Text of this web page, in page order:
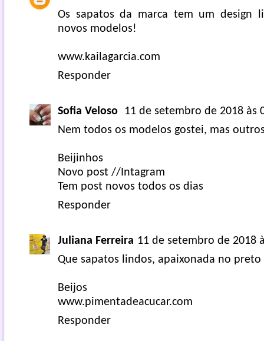
Os sapatos da marca tem um design
novos modelos!
www.kailagarcia.com
Responder
Sofia Veloso
11 de setembro de 2018 às
Nem todos os modelos gostei, mas
Beijinhos
Novo post // Intagram
Tem post novos todos os dias
Responder
Juliana Ferreira 11 de setembro de 2018
Que sapatos lindos, apaixonada no
Beijos
www.pimentadeacucar.com
Responder